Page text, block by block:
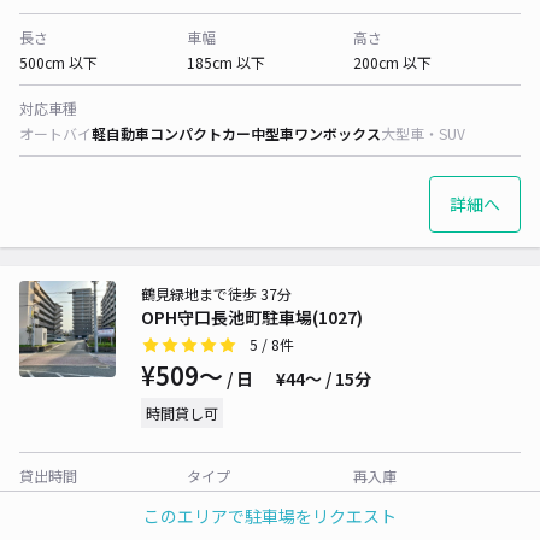
このエリアで駐車場をリクエスト
長さ
500cm 以下
車幅
185cm 以下
高さ
200cm 以下
対応車種
オートバイ軽自動車コンパクトカー中型車ワンボックス大型車・SUV
詳細へ
OPH守口長池町駐車場(1027)
鶴見緑地まで徒歩 37分
5 / 8件
¥509〜 / 日 ¥44〜 / 15分
時間貸し可
貸出時間
タイプ
再入庫